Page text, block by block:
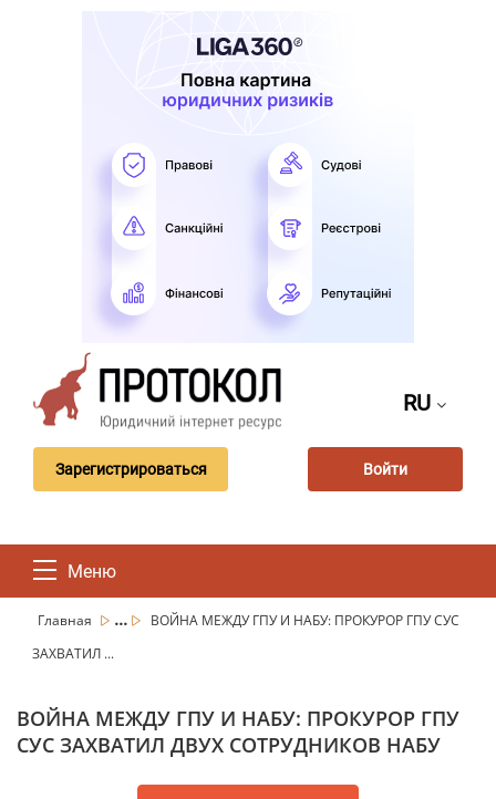
RU
Зарегистрироваться Войти
Меню
Главная ...
ВОЙНА МЕЖДУ ГПУ И НАБУ: ПРОКУРОР ГПУ СУС
ЗАХВАТИЛ ...
ВОЙНА МЕЖДУ ГПУ И НАБУ: ПРОКУРОР ГПУ
СУС ЗАХВАТИЛ ДВУХ СОТРУДНИКОВ НАБУ